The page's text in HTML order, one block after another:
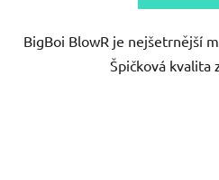
BigBoi BlowR je nejšetrnější
Špičková kvalita